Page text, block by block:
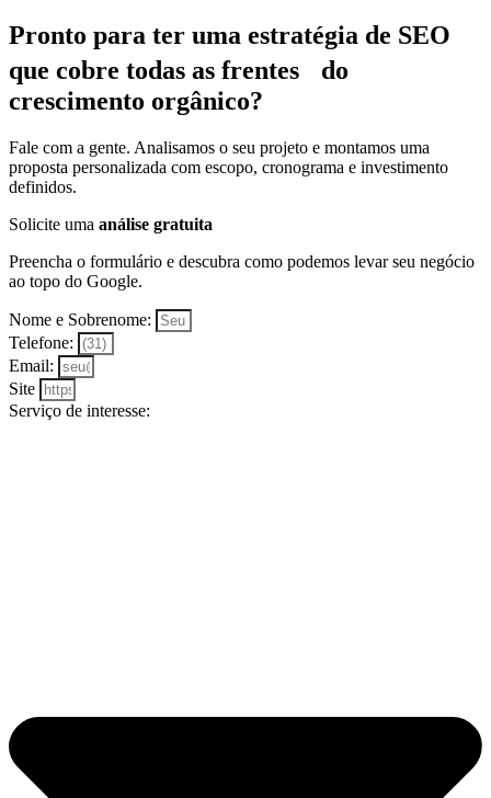
Pronto para ter uma estratégia de SEO
que cobre todas as frentes do
crescimento orgânico?
Fale com a gente. Analisamos o seu projeto e montamos uma
proposta personalizada com escopo, cronograma e investimento
definidos.
Solicite uma análise gratuita
Preencha o formulário e descubra como podemos levar seu negócio
ao topo do Google.
Nome e Sobrenome:
Telefone:
Email:
Site
Serviço de interesse: